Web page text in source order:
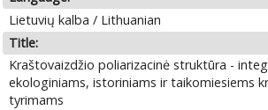
Lietuvių kalba / Lithuanian
Title:
Kraštovaizdžio poliarizacinė struktūra -
ekologiniams, istoriniams ir taikomiesiems
tyrimams